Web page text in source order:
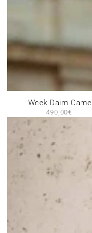
Week Daim Camel
Prix
490,00€